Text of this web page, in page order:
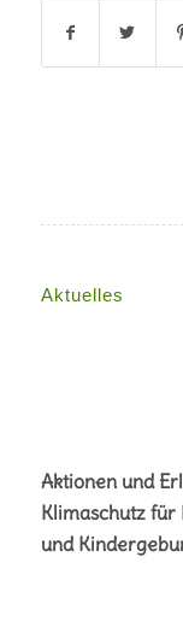
Aktuelles
Aktionen und
Klimaschutz für
und